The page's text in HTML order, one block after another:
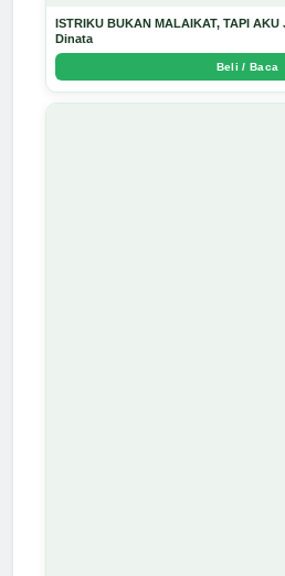
ISTRIKU BUKAN MALAIKAT, TAPI
Dinata
Beli / Baca